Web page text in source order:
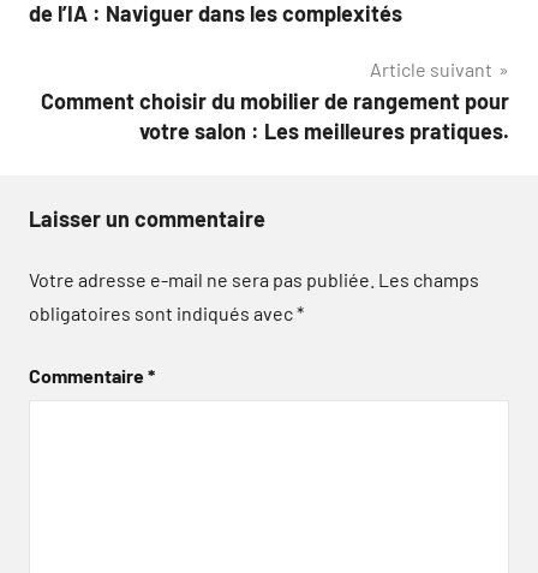
de l’IA : Naviguer dans les complexités
Article suivant
Comment choisir du mobilier de rangement pour
votre salon : Les meilleures pratiques.
Laisser un commentaire
Votre adresse e-mail ne sera pas publiée. Les champs
obligatoires sont indiqués avec*
Commentaire*